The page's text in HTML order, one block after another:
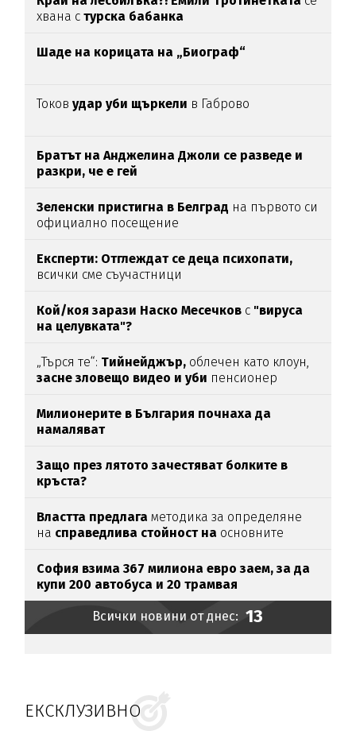
хвана с турска бабанка
Шаде на корицата на „Биограф“
Токовудар уби щъркели в Габрово
Братът на Анджелина Джоли се разведе и
разкри, че е гей
Зеленски пристигна в Белград на първото си
официално посещение
Експерти: Отглеждат се деца психопати,
всички сме съучастници
Кой/коя зарази Наско Месечков с "вируса
на целувката"?
„Търся те“: Тийнейджър, облечен като клоун,
засне зловещо видео и уби пенсионер
Милионерите в България почнаха да
намаляват
Защо през лятото зачестяват болките в
кръста?
Властта предлага методика за определяне
на справедлива стойност на основните
София взима 367 милиона евро заем, за да
купи 200 автобуса и 20 трамвая
Всички новини от днес: 13
ЕКСКЛУЗИВНО